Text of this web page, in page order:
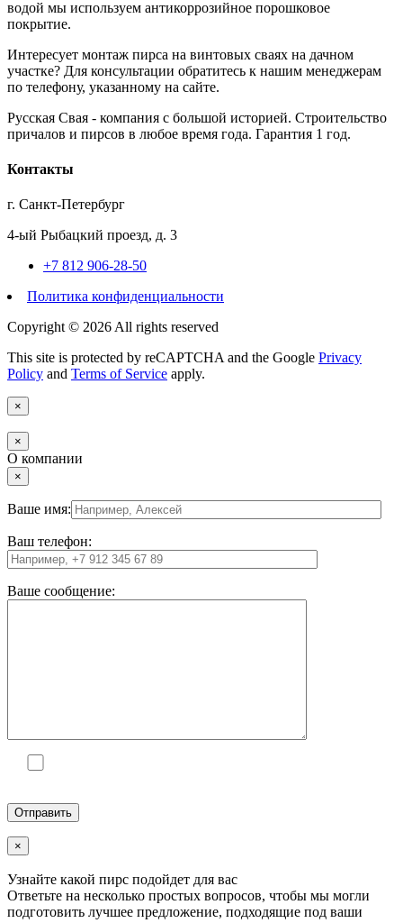
водой мы используем антикоррозийное порошковое
покрытие.
Интересует монтаж пирса на винтовых сваях на дачном
участке? Для консультации обратитесь к нашим менеджерам
по телефону, указанному на сайте.
Русская Свая - компания с большой историей. Строительство
причалов и пирсов в любое время года. Гарантия 1 год.
Контакты
г. Санкт-Петербург
4-ый Рыбацкий проезд, д. 3
+7 812 906-28-50
Политика конфиденциальности
Copyright © 2026 All rights reserved
This site is protected by reCAPTCHA and the Google Privacy
Policy and Terms of Service apply.
×
×
О компании
×
Ваше имя:
Ваш телефон:
Ваше сообщение:
×
Узнайте какой пирс подойдет для вас
Ответьте на несколько простых вопросов, чтобы мы могли
подготовить лучшее предложение, подходящие под ваши